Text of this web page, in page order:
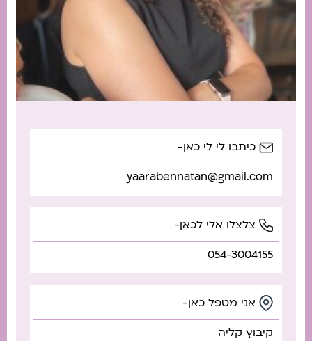
כיתבו לי לי כאן-
yaarabennatan@gmail.com
צלצלו אלי לכאן-
054-3004155
אני מטפל כאן-
קיבוץ קליה